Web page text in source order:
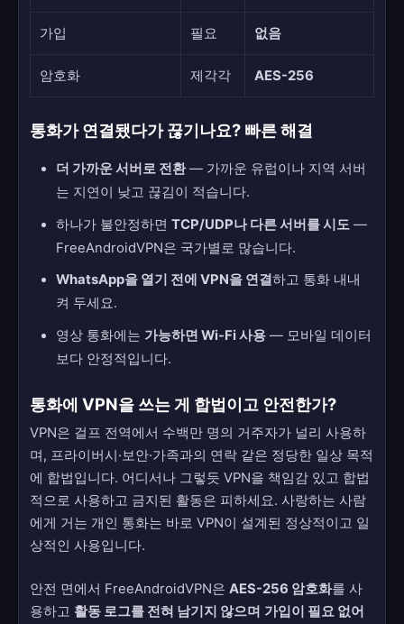
가입 필요 없음
암호화 제각각 AES-256
통화가 연결됐다가 끊기나요? 빠른 해결
더 가까운 서버로 전환— 가까운 유럽이나 지역 서버
는 지연이 낮고 끊김이 적습니다.
하나가 불안정하면 TCP/UDP나 다른 서버를 시도—
FreeAndroidVPN은 국가별로 많습니다.
WhatsApp을 열기 전에 VPN을 연결하고 통화 내내
켜 두세요.
영상 통화에는 가능하면 Wi-Fi 사용— 모바일 데이터
보다 안정적입니다.
통화에 VPN을 쓰는 게 합법이고 안전한가?
VPN은 걸프 전역에서 수백만 명의 거주자가 널리 사용하
며, 프라이버시·보안·가족과의 연락 같은 정당한 일상 목적
에 합법입니다. 어디서나 그렇듯 VPN을 책임감 있고 합법
적으로 사용하고 금지된 활동은 피하세요. 사랑하는 사람
에게 거는 개인 통화는 바로 VPN이 설계된 정상적이고 일
상적인 사용입니다.
안전 면에서 FreeAndroidVPN은 AES-256 암호화를 사
용하고 활동 로그를 전혀 남기지 않으며 가입이 필요 없어